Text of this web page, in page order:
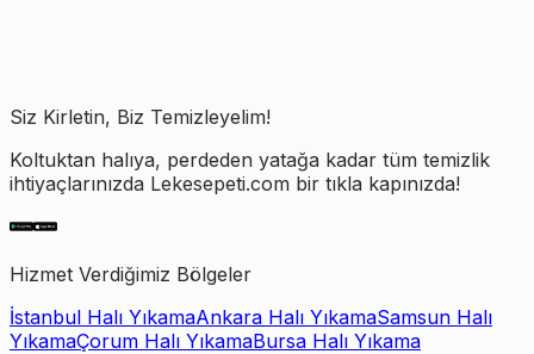
Siz Kirletin, Biz Temizleyelim!
Koltuktan halıya, perdeden yatağa kadar tüm temizlik
ihtiyaçlarınızda Lekesepeti.com bir tıkla kapınızda!
Hizmet Verdiğimiz Bölgeler
İstanbul Halı YıkamaAnkara Halı YıkamaSamsun Halı
YıkamaÇorum Halı YıkamaBursa Halı Yıkama